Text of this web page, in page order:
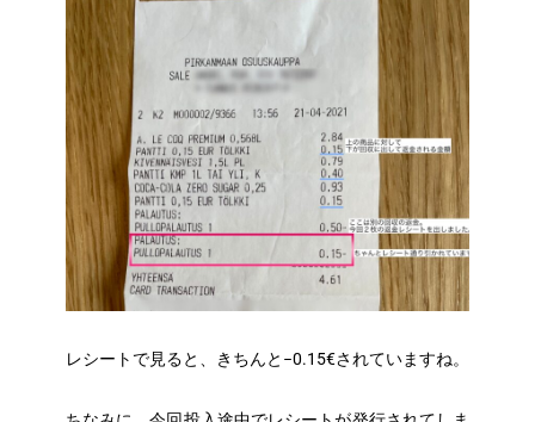
レシートで見ると、きちんと−0.15€されていますね。